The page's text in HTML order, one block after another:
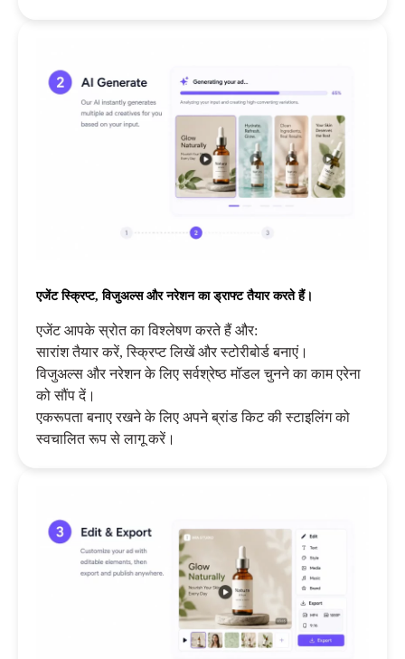
एजेंट स्क्रिप्ट, विजुअल्स और नरेशन का ड्राफ्ट तैयार करते हैं।
एजेंट आपके स्रोत का विश्लेषण करते हैं और:
सारांश तैयार करें, स्क्रिप्ट लिखें और स्टोरीबोर्ड बनाएं।
विजुअल्स और नरेशन के लिए सर्वश्रेष्ठ मॉडल चुनने का काम एरेना
को सौंप दें।
एकरूपता बनाए रखने के लिए अपने ब्रांड किट की स्टाइलिंग को
स्वचालित रूप से लागू करें।